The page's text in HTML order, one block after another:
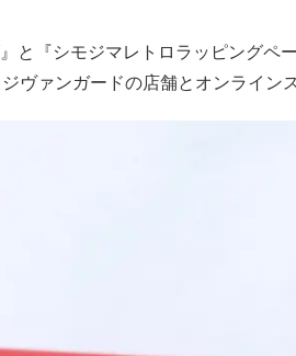
と『シモジマレトロラッピング
ヴァンガードの店舗とオンライン